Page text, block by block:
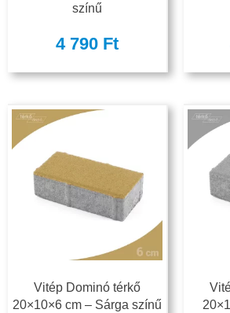
színű
4 790 Ft
Vitép Dominó térkő
20×10×6 cm – Sárga színű